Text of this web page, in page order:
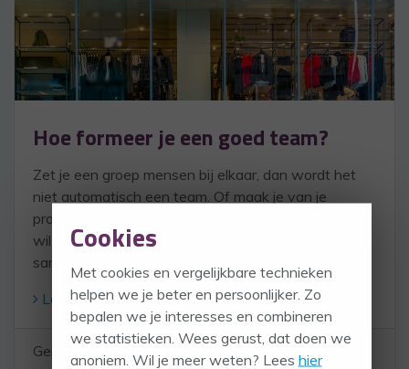
Hoe formeer je een goed team?
Zet je een groep mensen bij elkaar, dan wordt het
niet automatisch een team. Of maak je van je
professionele medewerkers een projectgroep, dan
wil dat niet zeggen dat ze automatisch goed gaan
samenwerken.
Lees verder
Geplaatst in: TEAM
Cookies
Met cookies en vergelijkbare technieken
helpen we je beter en persoonlijker. Zo
bepalen we je interesses en combineren
we statistieken. Wees gerust, dat doen we
anoniem. Wil je meer weten? Lees hier